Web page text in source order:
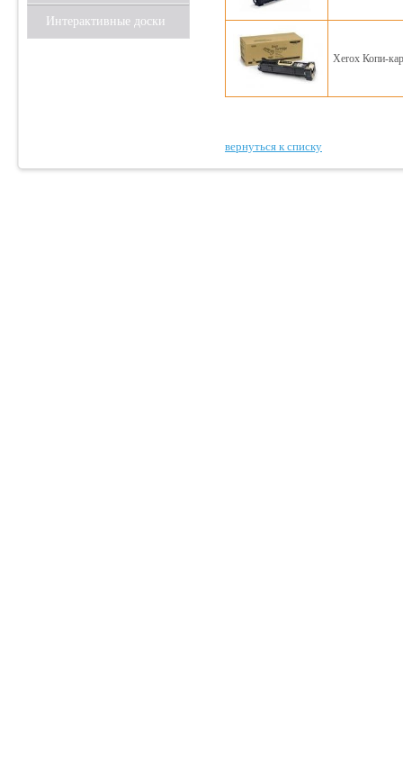
Интерактивные доски
Xerox Копи-
вернуться к списку